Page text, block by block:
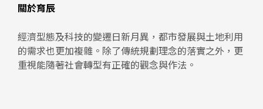
關於育辰
經濟型態及科技的變遷日新月異，都市發展與土地利用
的需求也更加複雜。除了傳統規劃理念的落實之外，更
重視能隨著社會轉型有正確的觀念與作法。